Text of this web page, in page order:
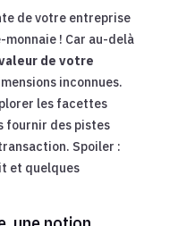
de votre entreprise
! Car au-delà
de votre
inconnues.
les facettes
fournir des pistes
Spoiler :
et quelques